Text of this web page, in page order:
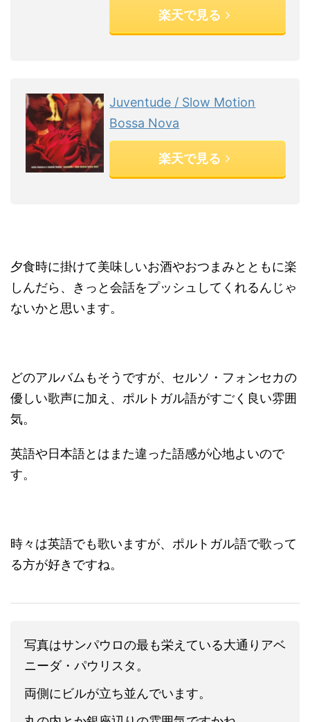
楽天で見る
Juventude / Slow Motion
Bossa Nova
楽天で見る
夕食時に掛けて美味しいお酒やおつまみとともに楽
しんだら、きっと会話をプッシュしてくれるんじゃ
ないかと思います。
どのアルバムもそうですが、セルソ・フォンセカの
優しい歌声に加え、ポルトガル語がすごく良い雰囲
気。
英語や日本語とはまた違った語感が心地よいので
す。
時々は英語でも歌いますが、ポルトガル語で歌って
る方が好きですね。
写真はサンパウロの最も栄えている大通りアベ
ニーダ・パウリスタ。
両側にビルが立ち並んでいます。